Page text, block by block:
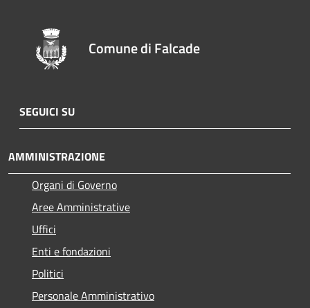
Comune di Falcade
SEGUICI SU
AMMINISTRAZIONE
Organi di Governo
Aree Amministrative
Uffici
Enti e fondazioni
Politici
Personale Amministrativo